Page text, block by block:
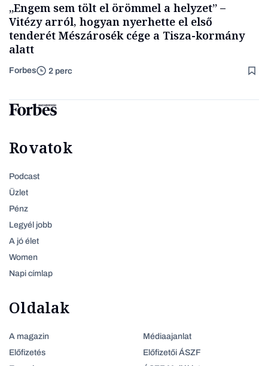
„Engem sem tölt el örömmel a helyzet” –
Vitézy arról, hogyan nyerhette el első
tenderét Mészárosék cége a Tisza-kormány
alatt
Forbes 2 perc
Rovatok
Podcast
Üzlet
Pénz
Legyél jobb
A jó élet
Women
Napi címlap
Oldalak
A magazin
Előfizetés
Médiaajanlat
Előfizetői ÁSZF